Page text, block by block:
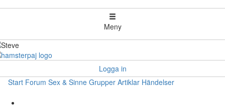
Meny
Logga in
Start Forum Sex & Sinne Grupper Artiklar Händelser